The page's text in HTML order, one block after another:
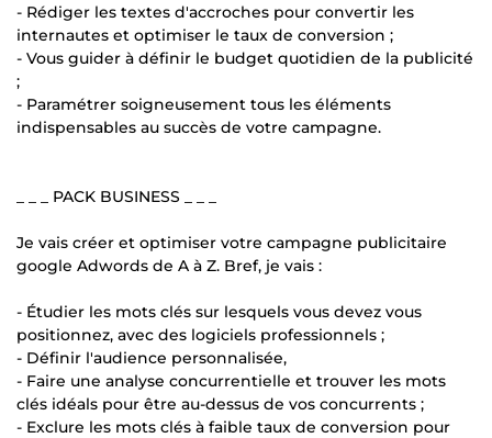
- Rédiger les textes d'accroches pour convertir les
internautes et optimiser le taux de conversion ;
- Vous guider à définir le budget quotidien de la publicité
;
- Paramétrer soigneusement tous les éléments
indispensables au succès de votre campagne.
_ _ _ PACK BUSINESS _ _ _
Je vais créer et optimiser votre campagne publicitaire
google Adwords de A à Z. Bref, je vais :
- Étudier les mots clés sur lesquels vous devez vous
positionnez, avec des logiciels professionnels ;
- Définir l'audience personnalisée,
- Faire une analyse concurrentielle et trouver les mots
clés idéals pour être au-dessus de vos concurrents ;
- Exclure les mots clés à faible taux de conversion pour